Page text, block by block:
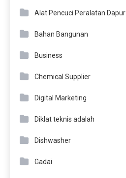
Alat Pencuci Peralatan Dapur
Bahan Bangunan
Business
Chemical Supplier
Digital Marketing
Diklat teknis adalah
Dishwasher
Gadai